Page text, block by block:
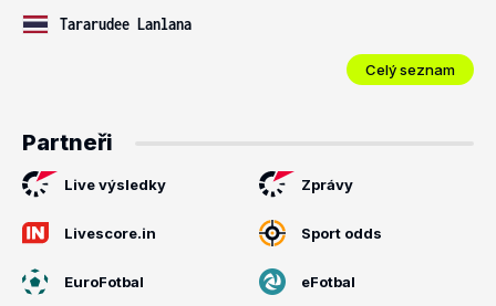
Tararudee Lanlana
Celý seznam
Partneři
Live výsledky Zprávy
Livescore.in Sport odds
EuroFotbal eFotbal